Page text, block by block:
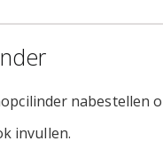
nabestellen
invullen.